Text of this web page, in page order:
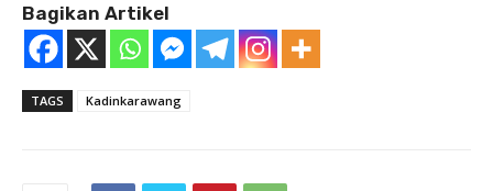
Bagikan Artikel
TAGS Kadinkarawang